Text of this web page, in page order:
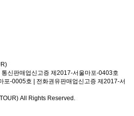
신판매업신고증 제2017-서울마포-0403호
포-0005호 | 전화권유판매업신고증 제2017-서
All Rights Reserved.